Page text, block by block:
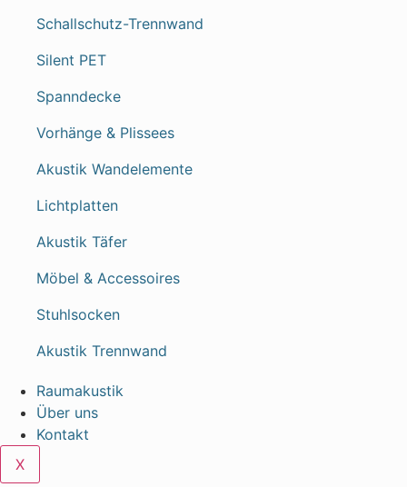
Schallschutz-Trennwand
Silent PET
Spanndecke
Vorhänge & Plissees
Akustik Wandelemente
Lichtplatten
Akustik Täfer
Möbel & Accessoires
Stuhlsocken
Akustik Trennwand
Raumakustik
Über uns
Kontakt
X